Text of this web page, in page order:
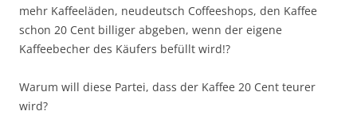
mehr Kaffeeläden, neudeutsch Coffeeshops, den Kaffee
schon 20 Cent billiger abgeben, wenn der eigene
Kaffeebecher des Käufers befüllt wird!?
Warum will diese Partei, dass der Kaffee 20 Cent teurer
wird?